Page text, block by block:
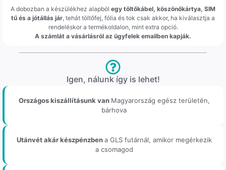
A dobozban a készülékhez alapból egy töltőkábel, köszönőkártya, SIM
tű és a jótállás jár , tehát töltőfej, fólia és tok csak akkor, ha kiválasztja a
rendeléskor a termékoldalon, mint extra opció.
A számlát a vásárlásról az ügyfelek emailben kapják.
Igen, nálunk így is lehet!
Országos kiszállításunk van Magyarország egész területén,
bárhova
Utánvét akár készpénzbena GLS futárnál, amikor megérkezik
a csomagod